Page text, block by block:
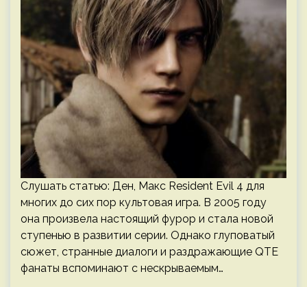
Слушать статью: Ден, Макс Resident Evil 4 для
многих до сих пор культовая игра. В 2005 году
она произвела настоящий фурор и стала новой
ступенью в развитии серии. Однако глуповатый
сюжет, странные диалоги и раздражающие QTE
фанаты вспоминают с нескрываемым…